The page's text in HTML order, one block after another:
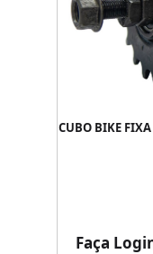
CUBO BIKE
Faça